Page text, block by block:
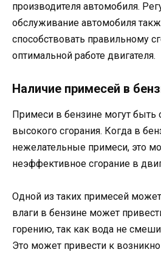
производителя автомобиля.
обслуживание автомобиля
способствовать правильному
оптимальной работе двигателя.
Наличие примесей в
Примеси в бензине могут быть
высокого сгорания. Когда в
нежелательные примеси, это
неэффективное сгорание в
Одной из таких примесей
влаги в бензине может
горению, так как вода не
Это может привести к